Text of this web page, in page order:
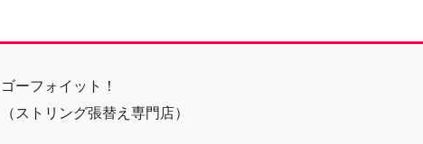
ゴーフォイット！
（ストリング張替え専門店）